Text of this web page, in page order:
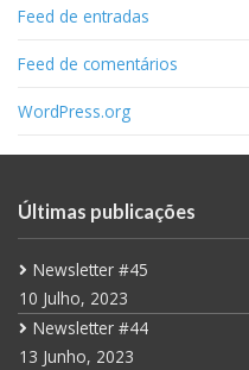
Feed de entradas
Feed de comentários
WordPress.org
Últimas publicações
Newsletter #45
10 Julho, 2023
Newsletter #44
13 Junho, 2023